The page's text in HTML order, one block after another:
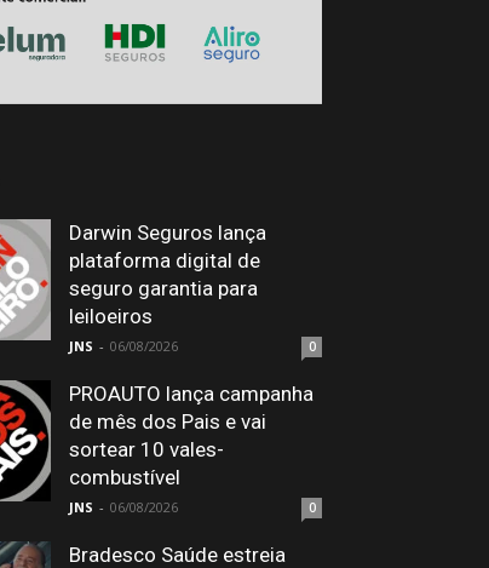
Darwin Seguros lança
plataforma digital de
seguro garantia para
leiloeiros
JNS - 06/08/2026 0
PROAUTO lança campanha
de mês dos Pais e vai
sortear 10 vales-
combustível
JNS - 06/08/2026 0
Bradesco Saúde estreia